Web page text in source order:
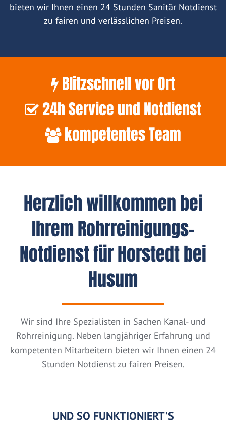
bieten wir Ihnen einen 24 Stunden Sanitär Notdienst
zu fairen und verlässlichen Preisen.
Blitzschnell vor Ort
24h Service und Notdienst
kompetentes Team
Herzlich willkommen bei
Ihrem Rohrreinigungs-
Notdienst für Horstedt bei
Husum
Wir sind Ihre Spezialisten in Sachen Kanal- und
Rohrreinigung. Neben langjähriger Erfahrung und
kompetenten Mitarbeitern bieten wir Ihnen einen 24
Stunden Notdienst zu fairen Preisen.
UND SO FUNKTIONIERT'S